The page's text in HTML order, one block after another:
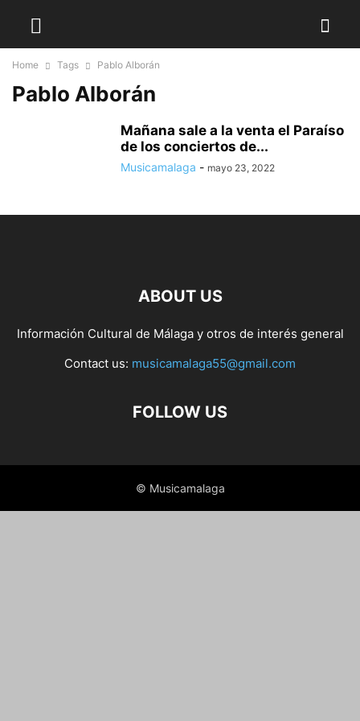
Home Tags Pablo Alborán
Pablo Alborán
Mañana sale a la venta el Paraíso
de los conciertos de...
Musicamalaga - mayo 23, 2022
ABOUT US
Información Cultural de Málaga y otros de interés general
Contact us: musicamalaga55@gmail.com
FOLLOW US
© Musicamalaga